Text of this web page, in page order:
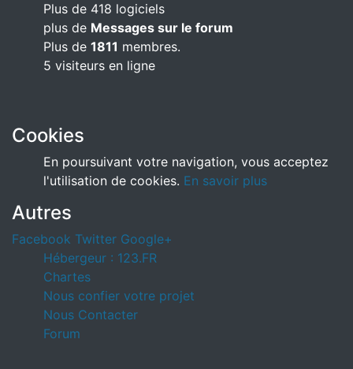
Plus de 418 logiciels
plus de Messages sur le forum
Plus de 1811 membres.
5 visiteurs en ligne
Cookies
En poursuivant votre navigation, vous acceptez
l'utilisation de cookies. En savoir plus
Autres
Facebook Twitter Google+
Hébergeur : 123.FR
Chartes
Nous confier votre projet
Nous Contacter
Forum